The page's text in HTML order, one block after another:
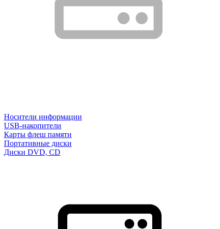
Носители информации
USB-накопители
Карты флеш памяти
Портативные диски
Диски DVD, CD